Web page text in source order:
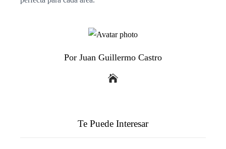
Por Juan Guillermo Castro
Te Puede Interesar